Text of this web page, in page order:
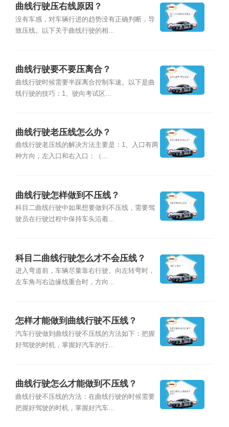
曲线行驶压右线原因？
没有车感，对车辆行进的趋势没有正确判断，导
致压线。以下关于曲线行驶的相...
曲线行驶要不要压离合？
曲线行驶时候需要半踩离合控制车速。以下是曲
线行驶的技巧：1、驶向考试区...
曲线行驶老压线怎么办？
曲线行驶老压线的解决方法主要是：1、入口有两
种方向，左入口和右入口：（...
曲线行驶怎样做到不压线？
科目二曲线行驶中如果想要做到不压线，需要驾
驶员在行驶过程中保持车头沿着...
科目二曲线行驶怎么才不会压线？
进入弯道前，车辆尽量靠右行驶。向左转弯时，
左车角与右边缘线重合时，方向...
怎样才能做到曲线行驶不压线？
汽车行驶做到曲线行驶不压线的方法如下：把握
好驾驶的时机，掌握好汽车的行...
曲线行驶怎么才能做到不压线？
曲线行驶不压线的方法：在曲线行驶的时候需要
把握好驾驶的时机，掌握好汽车...